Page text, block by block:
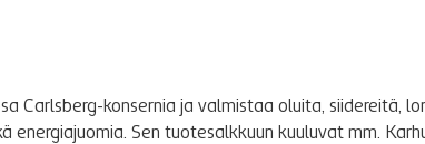
Carlsberg-konsernia ja valmistaa oluita, siidereitä,
energiajuomia. Sen tuotesalkkuun kuuluvat mm.